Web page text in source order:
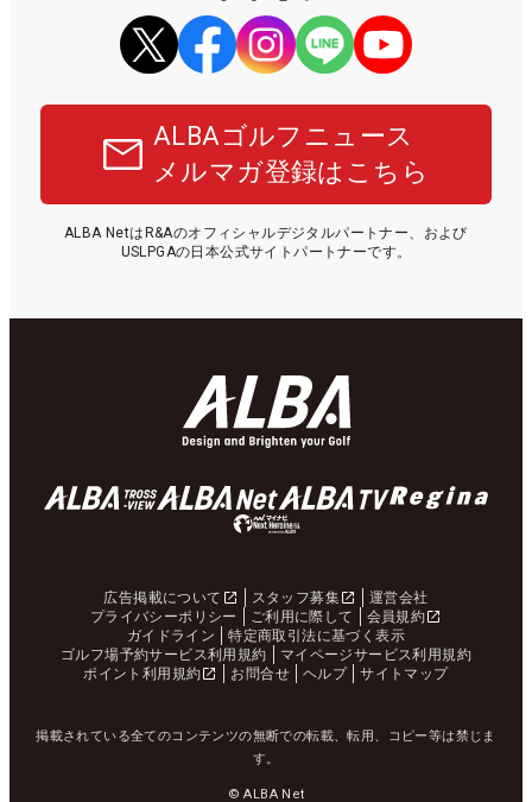
ALBAゴルフニュース
メルマガ登録はこちら
ALBA NetはR&Aのオフィシャルデジタルパートナー、および
USLPGAの日本公式サイトパートナーです。
広告掲載について スタッフ募集
運営会社
プライバシーポリシー
ご利用に際して
会員規約
ガイドライン
特定商取引法に基づく表示
ゴルフ場予約サービス利用規約
マイページサービス利用規約
ポイント利用規約
お問合せ ヘルプ サイトマップ
掲載されている全てのコンテンツの無断での転載、転用、コピー等は禁じま
す。
© ALBA Net